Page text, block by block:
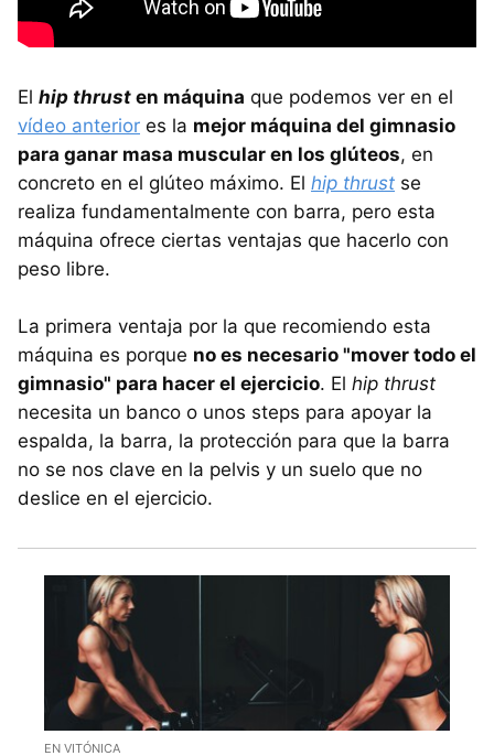
El hip thrust en máquina que podemos ver en el
vídeo anterior es la mejor máquina del gimnasio
para ganar masa muscular en los glúteos, en
concreto en el glúteo máximo. El hip thrust se
realiza fundamentalmente con barra, pero esta
máquina ofrece ciertas ventajas que hacerlo con
peso libre.
La primera ventaja por la que recomiendo esta
máquina es porque no es necesario "mover todo el
gimnasio" para hacer el ejercicio. El hip thrust
necesita un banco o unos steps para apoyar la
espalda, la barra, la protección para que la barra
no se nos clave en la pelvis y un suelo que no
deslice en el ejercicio.
EN VITÓNICA